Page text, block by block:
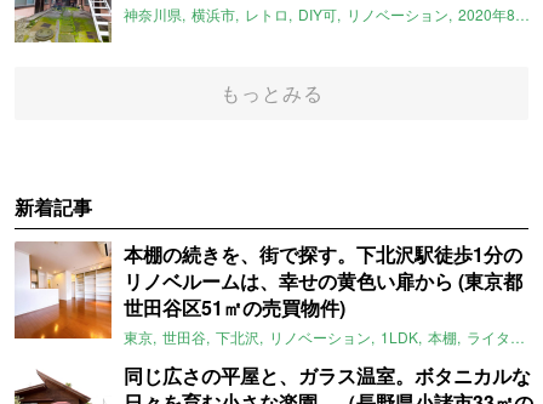
神奈川県 横浜市 レトロ DIY可 リノベーション 2020年8月のおすすめ
もっとみる
新着記事
本棚の続きを、街で探す。下北沢駅徒歩1分の
リノベルームは、幸せの黄色い扉から (東京都
世田谷区51㎡の売買物件)
東京 世田谷 下北沢 リノベーション 1LDK 本棚 ライター：ほしりょうこ
同じ広さの平屋と、ガラス温室。ボタニカルな